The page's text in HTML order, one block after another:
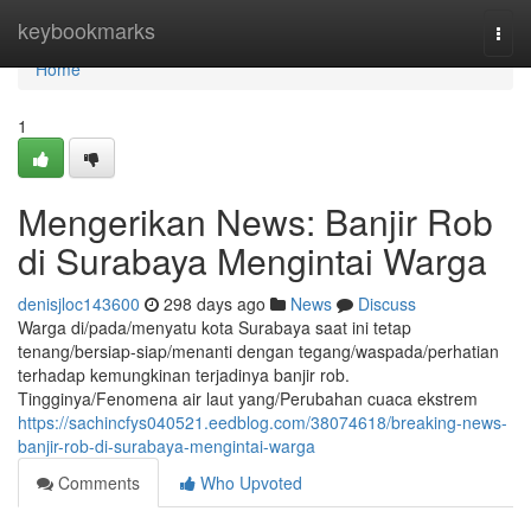
keybookmarks
Home
Home
1
Mengerikan News: Banjir Rob
di Surabaya Mengintai Warga
denisjloc143600 298 days ago News
Discuss
Warga di/pada/menyatu kota Surabaya saat ini tetap
tenang/bersiap-siap/menanti dengan tegang/waspada/perhatian
terhadap kemungkinan terjadinya banjir rob.
Tingginya/Fenomena air laut yang/Perubahan cuaca ekstrem
https://sachincfys040521.eedblog.com/38074618/breaking-news-
banjir-rob-di-surabaya-mengintai-warga
Comments
Who Upvoted